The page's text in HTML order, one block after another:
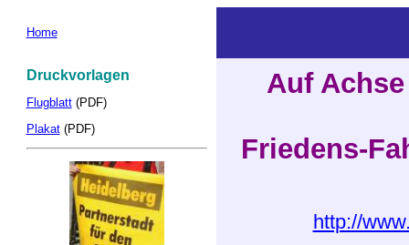
Home
Druckvorlagen
Flugblatt(PDF)
Plakat(PDF)
Auf
Friedens-
http://